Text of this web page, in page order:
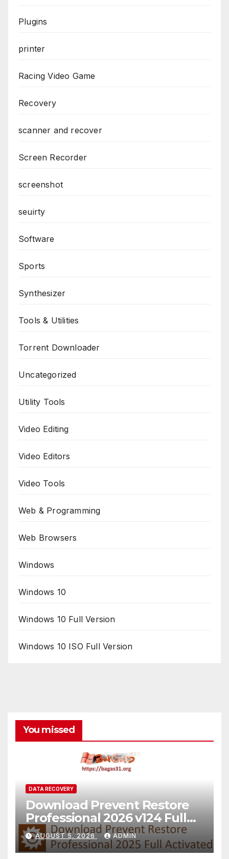
Plugins
printer
Racing Video Game
Recovery
scanner and recover
Screen Recorder
screenshot
seuirty
Software
Sports
Synthesizer
Tools & Utilities
Torrent Downloader
Uncategorized
Utility Tools
Video Editing
Video Editors
Video Tools
Web & Programming
Web Browsers
Windows
Windows 10
Windows 10 Full Version
Windows 10 ISO Full Version
You missed
DATA RECOVERY
Download Prevent Restore
Professional 2026 v124 Full
Version
AUGUST 5, 2026 ADMIN